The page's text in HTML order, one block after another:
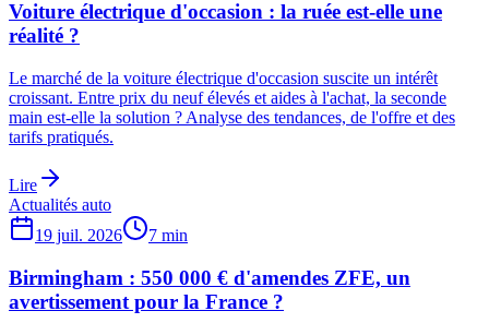
Voiture électrique d'occasion : la ruée est-elle une
réalité ?
Le marché de la voiture électrique d'occasion suscite un intérêt
croissant. Entre prix du neuf élevés et aides à l'achat, la seconde
main est-elle la solution ? Analyse des tendances, de l'offre et des
tarifs pratiqués.
Lire
Actualités auto
19 juil. 2026
7 min
Birmingham : 550 000 € d'amendes ZFE, un
avertissement pour la France ?